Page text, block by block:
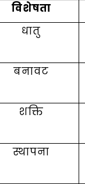
Match
Making
Horoscope
Healing
Dhwani
विशेषता
धातु
बनावट
शक्ति
स्थापना